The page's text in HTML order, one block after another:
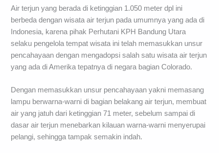
Air terjun yang berada di ketinggian 1.050 meter dpl ini
berbeda dengan wisata air terjun pada umumnya yang ada di
Indonesia, karena pihak Perhutani KPH Bandung Utara
selaku pengelola tempat wisata ini telah memasukkan unsur
pencahayaan dengan mengadopsi salah satu wisata air terjun
yang ada di Amerika tepatnya di negara bagian Colorado.
Dengan memasukkan unsur pencahayaan yakni memasang
lampu berwarna-warni di bagian belakang air terjun, membuat
air yang jatuh dari ketinggian 71 meter, sebelum sampai di
dasar air terjun menebarkan kilauan warna-warni menyerupai
pelangi, sehingga tampak semakin indah.